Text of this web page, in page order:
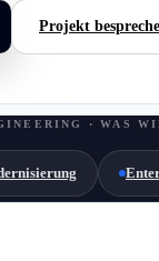
Projekt
· WAS